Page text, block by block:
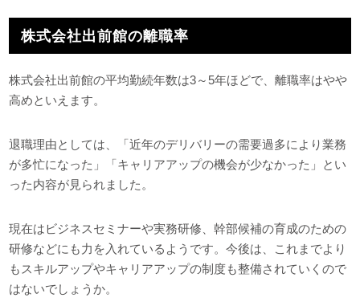
株式会社出前館の離職率
株式会社出前館の平均勤続年数は3～5年ほどで、離職率はやや
高めといえます。
退職理由としては、「近年のデリバリーの需要過多により業務
が多忙になった」「キャリアアップの機会が少なかった」とい
った内容が見られました。
現在はビジネスセミナーや実務研修、幹部候補の育成のための
研修などにも力を入れているようです。今後は、これまでより
もスキルアップやキャリアアップの制度も整備されていくので
はないでしょうか。